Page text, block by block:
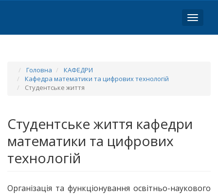
Toggle
Головна
КАФЕДРИ
Кафедра математики та цифрових технологій
Студентське життя
Студентське життя кафедри
математики та цифрових
технологій
Організація та функціонування освітньо-наукового